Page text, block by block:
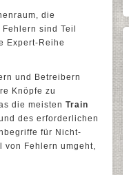
die
sind Teil
Expert-Reihe
und Betreibern
Knöpfe zu
die meisten Train
des erforderlichen
für Nicht-
von Fehlern umgeht,